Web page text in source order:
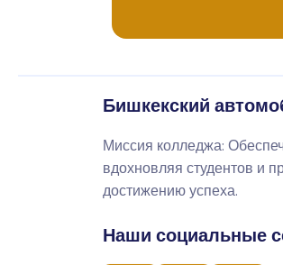
Бишкекский
Миссия колледжа:
вдохновляя студентов и
достижению успеха.
Наши социальные